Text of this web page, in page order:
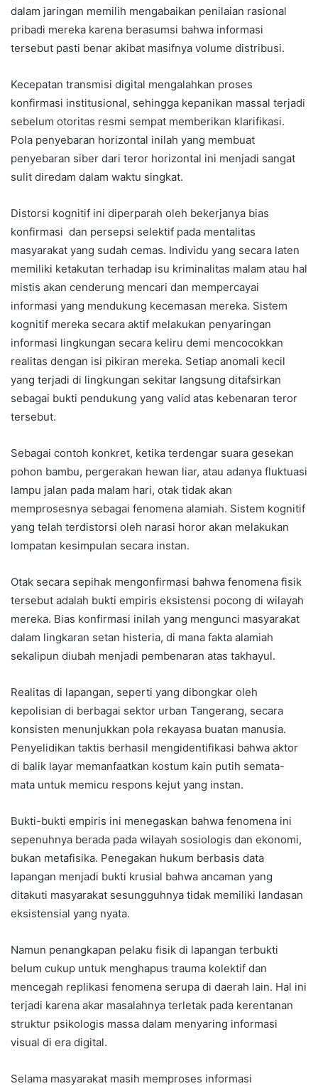
dalam jaringan memilih mengabaikan penilaian rasional
pribadi mereka karena berasumsi bahwa informasi
tersebut pasti benar akibat masifnya volume distribusi.
Kecepatan transmisi digital mengalahkan proses
konfirmasi institusional, sehingga kepanikan massal terjadi
sebelum otoritas resmi sempat memberikan klarifikasi.
Pola penyebaran horizontal inilah yang membuat
penyebaran siber dari teror horizontal ini menjadi sangat
sulit diredam dalam waktu singkat.
Distorsi kognitif ini diperparah oleh bekerjanya bias
konfirmasi dan persepsi selektif pada mentalitas
masyarakat yang sudah cemas. Individu yang secara laten
memiliki ketakutan terhadap isu kriminalitas malam atau hal
mistis akan cenderung mencari dan mempercayai
informasi yang mendukung kecemasan mereka. Sistem
kognitif mereka secara aktif melakukan penyaringan
informasi lingkungan secara keliru demi mencocokkan
realitas dengan isi pikiran mereka. Setiap anomali kecil
yang terjadi di lingkungan sekitar langsung ditafsirkan
sebagai bukti pendukung yang valid atas kebenaran teror
tersebut.
Sebagai contoh konkret, ketika terdengar suara gesekan
pohon bambu, pergerakan hewan liar, atau adanya fluktuasi
lampu jalan pada malam hari, otak tidak akan
memprosesnya sebagai fenomena alamiah. Sistem kognitif
yang telah terdistorsi oleh narasi horor akan melakukan
lompatan kesimpulan secara instan.
Otak secara sepihak mengonfirmasi bahwa fenomena fisik
tersebut adalah bukti empiris eksistensi pocong di wilayah
mereka. Bias konfirmasi inilah yang mengunci masyarakat
dalam lingkaran setan histeria, di mana fakta alamiah
sekalipun diubah menjadi pembenaran atas takhayul.
Realitas di lapangan, seperti yang dibongkar oleh
kepolisian di berbagai sektor urban Tangerang, secara
konsisten menunjukkan pola rekayasa buatan manusia.
Penyelidikan taktis berhasil mengidentifikasi bahwa aktor
di balik layar memanfaatkan kostum kain putih semata-
mata untuk memicu respons kejut yang instan.
Bukti-bukti empiris ini menegaskan bahwa fenomena ini
sepenuhnya berada pada wilayah sosiologis dan ekonomi,
bukan metafisika. Penegakan hukum berbasis data
lapangan menjadi bukti krusial bahwa ancaman yang
ditakuti masyarakat sesungguhnya tidak memiliki landasan
eksistensial yang nyata.
Namun penangkapan pelaku fisik di lapangan terbukti
belum cukup untuk menghapus trauma kolektif dan
mencegah replikasi fenomena serupa di daerah lain. Hal ini
terjadi karena akar masalahnya terletak pada kerentanan
struktur psikologis massa dalam menyaring informasi
visual di era digital.
Selama masyarakat masih memproses informasi